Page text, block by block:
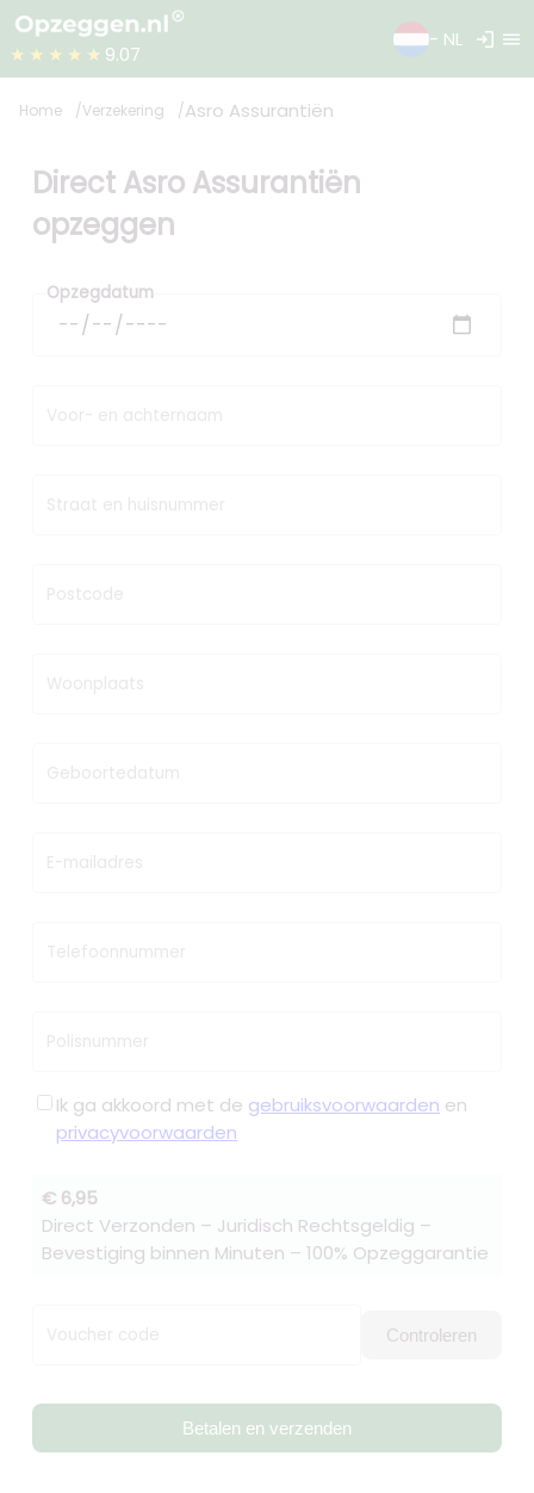
★★★★★ 9.07
- NL login menu
Home Verzekering Asro Assurantiën
Direct Asro Assurantiën
opzeggen
Opzegdatum
Voor- en achternaam
Straat en huisnummer
Postcode
Woonplaats
Geboortedatum
E-mailadres
Telefoonnummer
Polisnummer
Ik ga akkoord met de gebruiksvoorwaarden en
privacyvoorwaarden
€ 6,95
Direct Verzonden – Juridisch Rechtsgeldig –
Bevestiging binnen Minuten – 100% Opzeggarantie
Voucher code Controleren
Betalen en verzenden